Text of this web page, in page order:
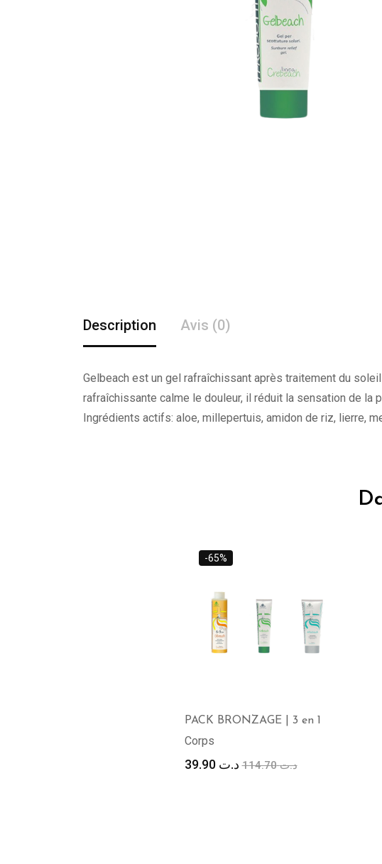
Description Avis (0)
Gelbeach est un gel rafraîchissant après traitement du
rafraîchissante calme le douleur, il réduit la sensation de la
Ingrédients actifs: aloe, millepertuis, amidon de riz, lierre,
-65%
PACK BRONZAGE | 3 en 1
Corps
د.ت114.70
Leد.ت 39.90